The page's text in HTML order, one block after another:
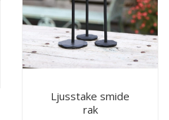
Ljusstake smide
rak